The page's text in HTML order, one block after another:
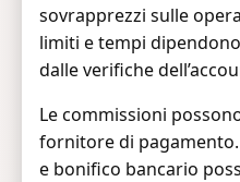
sovrapprezzi sulle
limiti e tempi
dalle verifiche
Le commissioni
fornitore di
e bonifico bancario